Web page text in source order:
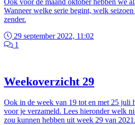
Wanneer welke serie begint, welk
zender.
29 september 2022, 11:02
1
Weekoverzicht 29
Ook in de week van 19 tot en met 25 juli
voor je verzameld. Lees hieronder welk
zou kunnen hebben uit week 29 van 2021.